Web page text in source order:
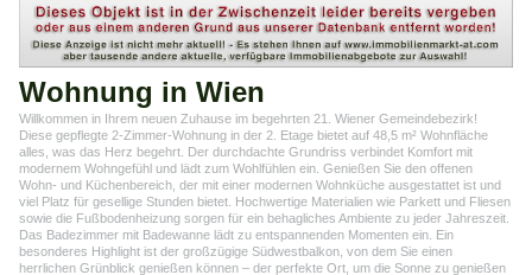
Wohnung in Wien
Willkommen in Ihrem neuen Zuhause im begehrten 21. Wiener Gemeindebezirk!
Diese gepflegte 2-Zimmer-Wohnung in der 2. Etage bietet auf 48,5 m² Wohnfläche
alles, was das Herz begehrt. Der durchdachte Grundriss verbindet Komfort mit
modernem Wohngefühl und lädt zum Wohlfühlen ein. Genießen Sie den offenen
Wohn- und Küchenbereich, der mit einer modernen Wohnküche ausgestattet ist und
viel Platz für gesellige Stunden bietet. Hochwertige Materialien wie Parkett und Fliesen
sowie die Fußbodenheizung sorgen für ein behagliches Ambiente zu jeder Jahreszeit.
Das Badezimmer mit Badewanne lädt zu entspannenden Momenten ein. Ein
besonderes Highlight ist der großzügige Südwestbalkon, von dem Sie einen
herrlichen Grünblick genießen können – der perfekte Ort, um die Sonne zu genießen